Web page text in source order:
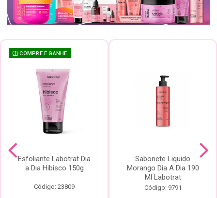
COMPRE E GANHE
Esfoliante Labotrat Dia
a Dia Hibisco 150g
Código: 23809
Sabonete Liquido
Morango Dia A Dia 190
Ml Labotrat
Código: 9791